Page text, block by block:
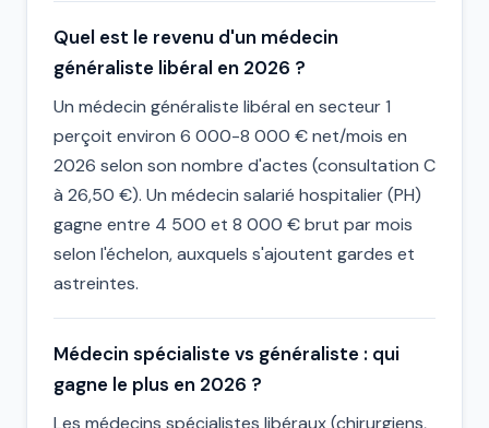
Quel est le revenu d'un médecin
généraliste libéral en 2026 ?
Un médecin généraliste libéral en secteur 1
perçoit environ 6 000-8 000 € net/mois en
2026 selon son nombre d'actes (consultation C
à 26,50 €). Un médecin salarié hospitalier (PH)
gagne entre 4 500 et 8 000 € brut par mois
selon l'échelon, auxquels s'ajoutent gardes et
astreintes.
Médecin spécialiste vs généraliste : qui
gagne le plus en 2026 ?
Les médecins spécialistes libéraux (chirurgiens,